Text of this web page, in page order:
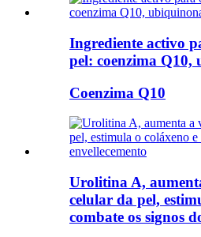
Ingrediente activo
pel: coenzima Q10,
Coenzima Q10
Urolitina A,
celular da pel,
combate os signos